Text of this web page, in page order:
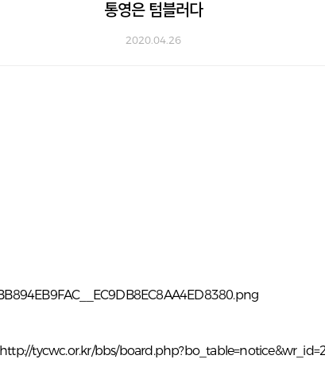
통영은 텀블러다
2020.04.26
http://tycwc.or.kr/bbs/